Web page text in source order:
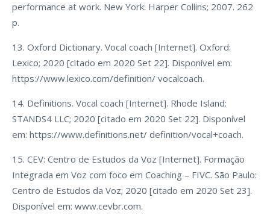
performance at work. New York: Harper Collins; 2007. 262
p.
13. Oxford Dictionary. Vocal coach [Internet]. Oxford:
Lexico; 2020 [citado em 2020 Set 22]. Disponível em:
https://www.lexico.com/definition/ vocalcoach.
14. Definitions. Vocal coach [Internet]. Rhode Island:
STANDS4 LLC; 2020 [citado em 2020 Set 22]. Disponível
em: https://www.definitions.net/ definition/vocal+coach.
15. CEV: Centro de Estudos da Voz [Internet]. Formação
Integrada em Voz com foco em Coaching – FIVC. São Paulo:
Centro de Estudos da Voz; 2020 [citado em 2020 Set 23].
Disponível em: www.cevbr.com.